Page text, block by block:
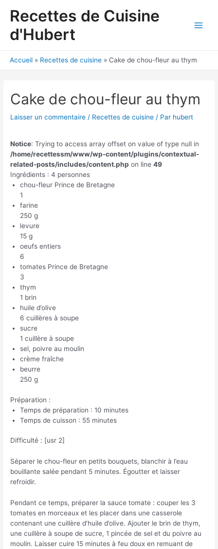
Recettes de Cuisine
d'Hubert
Accueil Recettes de cuisine Cake de chou-fleur au thym
Cake de chou-fleur au thym
Laisser un commentaire / Recettes de cuisine / Par hubert
Notice: Trying to access array offset on value of type null in
/home/recettessm/www/wp-content/plugins/contextual-
related-posts/includes/content.php on line49
Ingrédients : 4 personnes
chou-fleur Prince de Bretagne
1
farine
250 g
levure
15 g
oeufs entiers
6
tomates Prince de Bretagne
3
thym
1 brin
huile d’olive
6 cuillères à soupe
sucre
1 cuillère à soupe
sel, poivre au moulin
crème fraîche
beurre
250 g
Préparation :
Temps de préparation : 10 minutes
Temps de cuisson : 55 minutes
Difficulté : [usr 2]
Séparer le chou-fleur en petits bouquets, blanchir à l’eau
bouillante salée pendant 5 minutes. Égoutter et laisser
refroidir.
Pendant ce temps, préparer la sauce tomate : couper les 3
tomates en morceaux et les placer dans une casserole
contenant une cuillère d’huile d’olive. Ajouter le brin de thym,
une cuillère à soupe de sucre, 1 pincée de sel et du poivre au
moulin. Laisser cuire 15 minutes à feu doux en remuant de